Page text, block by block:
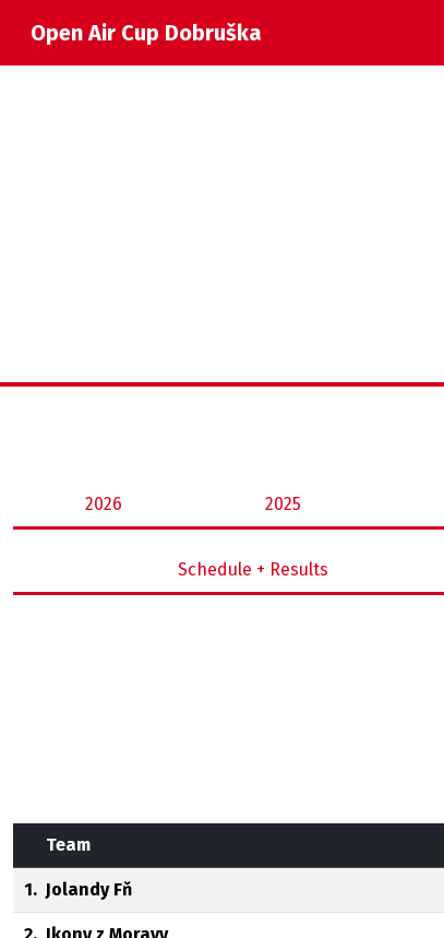
Open Air Cup Dobruška
2026 2025
Schedule + Results
Team
1. Jolandy Fň